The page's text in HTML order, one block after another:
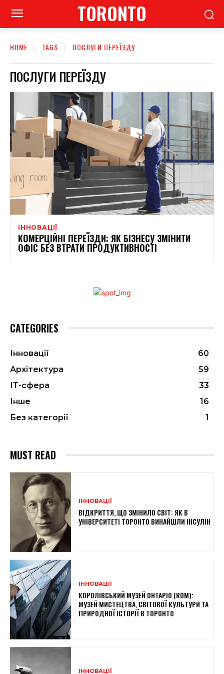
TORONTO
HOME TAGS ПОСЛУГИ ПЕРЕЇЗДУ
ПОСЛУГИ ПЕРЕЇЗДУ
ІННОВАЦІЇ
КОМЕРЦІЙНІ ПЕРЕЇЗДИ: ЯК БІЗНЕСУ ЗМІНИТИ
ОФІС БЕЗ ВТРАТИ ПРОДУКТИВНОСТІ
CATEGORIES
Інновації
60
Архітектура
59
ІТ-сфера
33
Інше
16
Без категорії
1
MUST READ
ІННОВАЦІЇ
ВІДКРИТТЯ, ЩО ЗМІНИЛО СВІТ: ЯК В
УНІВЕРСИТЕТІ ТОРОНТО ВИНАЙШЛИ ІНСУЛІН
ІННОВАЦІЇ
КОРОЛІВСЬКИЙ МУЗЕЙ ОНТАРІО (ROM):
МУЗЕЙ МИСТЕЦТВА, СВІТОВОЇ КУЛЬТУРИ ТА
ПРИРОДНОЇ ІСТОРІЇ В ТОРОНТО
ІННОВАЦІЇ